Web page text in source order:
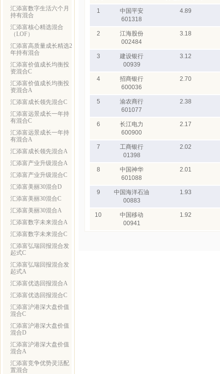
汇添富数字生活六个月
持有混合
汇添富核心精选混合
（LOF）
汇添富高质量成长精选2
年持有混合
汇添富价值成长均衡投
资混合C
汇添富价值成长均衡投
资混合A
汇添富成长领先混合C
汇添富远景成长一年持
有混合C
汇添富远景成长一年持
有混合A
汇添富成长领先混合A
汇添富产业升级混合A
汇添富产业升级混合C
汇添富美丽30混合D
汇添富美丽30混合C
汇添富美丽30混合A
汇添富数字未来混合A
汇添富数字未来混合C
汇添富弘瑞回报混合发
起式C
汇添富弘瑞回报混合发
起式A
汇添富优选回报混合A
汇添富优选回报混合C
汇添富沪港深大盘价值
混合C
汇添富沪港深大盘价值
混合D
汇添富沪港深大盘价值
混合A
汇添富竞争优势灵活配
置混合
1
中国平安
601318
4.89
2
江海股份
002484
3.18
3
建设银行
00939
3.12
4
招商银行
600036
2.70
5
渝农商行
601077
2.38
6
长江电力
600900
2.17
7
工商银行
01398
2.02
8
中国神华
601088
2.01
9
中国海洋石油
00883
1.93
10
中国移动
00941
1.92